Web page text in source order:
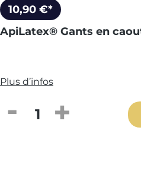
10,90 €*
ApiLatex® Gants en
Plus d’infos
Quantité de produit